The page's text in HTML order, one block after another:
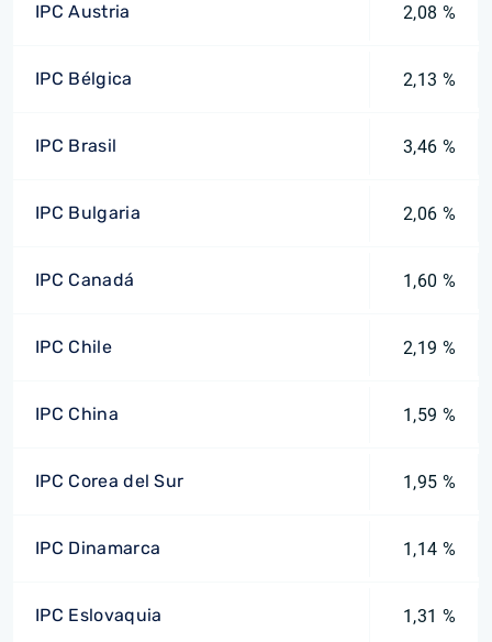
IPC Austria 2,08 %
IPC Bélgica 2,13 %
IPC Brasil 3,46 %
IPC Bulgaria 2,06 %
IPC Canadá 1,60 %
IPC Chile 2,19 %
IPC China 1,59 %
IPC Corea del Sur 1,95 %
IPC Dinamarca 1,14 %
IPC Eslovaquia 1,31 %